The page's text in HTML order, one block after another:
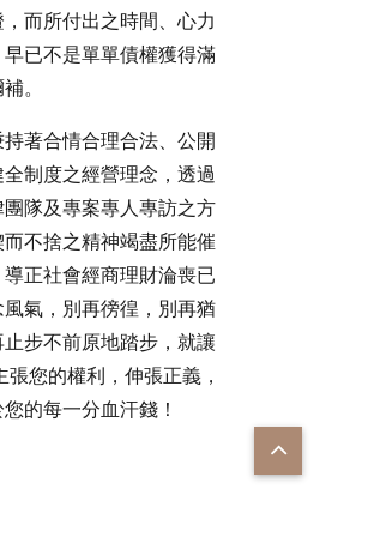
而所付出之時間、心力
已不是單單債權獲得滿
。
著合情合理合法、公開
制度之經營理念，透過
隊及專案專人專訪之方
不捨之精神竭盡所能催
正社會經商理財淪喪已
氣，別再徬徨，別再猶
步不前原地踏步，就讓
張您的權利，伸張正義，
的每一分血汗錢！